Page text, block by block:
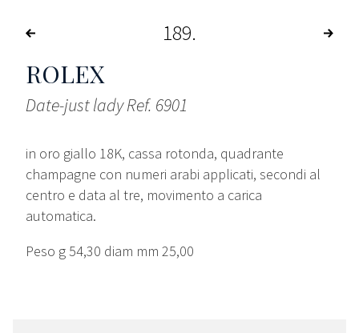
189
ROLEX
Date-just lady Ref. 6901
in oro giallo 18K, cassa rotonda, quadrante
champagne con numeri arabi applicati, secondi al
centro e data al tre, movimento a carica
automatica.
Peso g 54,30 diam mm 25,00